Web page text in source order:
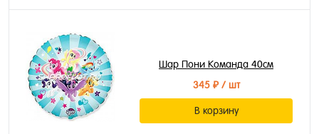
Шар Пони Команда 40см
345 ₽/ шт
В корзину